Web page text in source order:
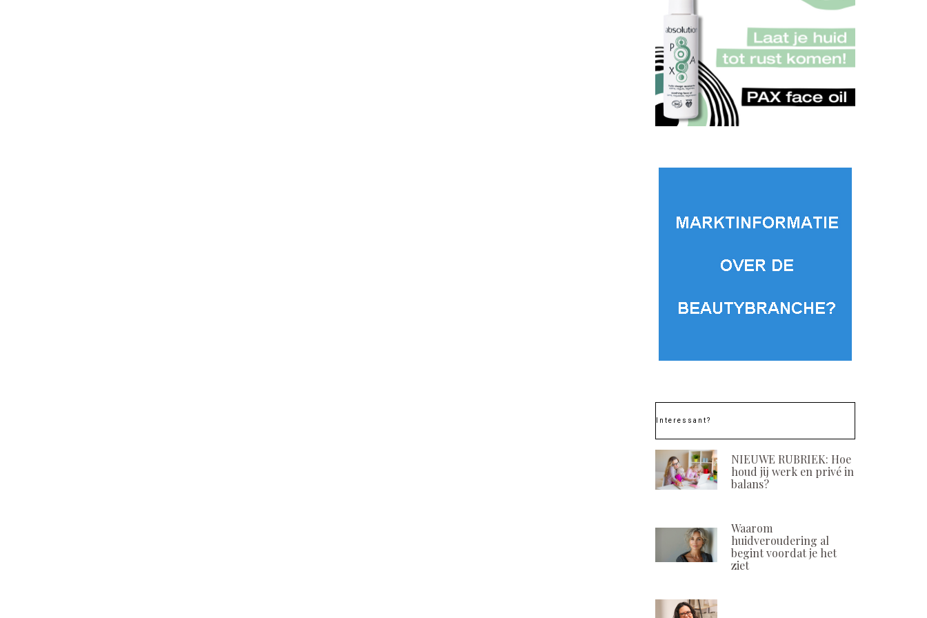
Interessant?
NIEUWE RUBRIEK: Hoe
houd jij werk en privé in
balans?
Waarom
huidveroudering al
begint voordat je het
ziet